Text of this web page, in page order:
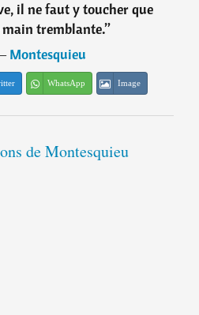
il ne faut y toucher que
main tremblante.”
Montesquieu
WhatsApp Image
de Montesquieu